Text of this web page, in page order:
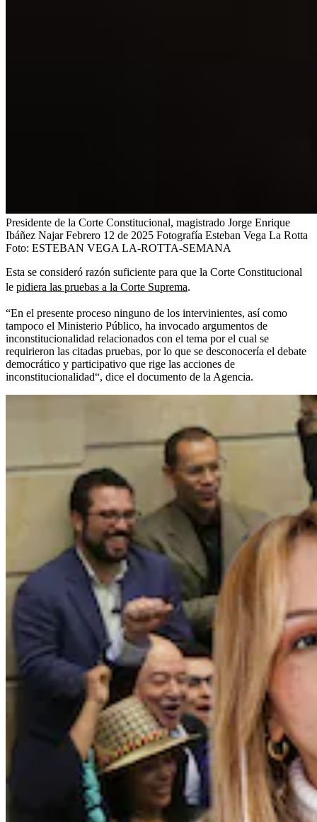
Presidente de la Corte Constitucional, magistrado Jorge Enrique
Ibáñez Najar Febrero 12 de 2025 Fotografía Esteban Vega La Rotta
Foto: ESTEBAN VEGA LA-ROTTA-SEMANA
Esta se consideró razón suficiente para que la Corte Constitucional
le pidiera las pruebas a la Corte Suprema.
“En el presente proceso ninguno de los intervinientes, así como
tampoco el Ministerio Público, ha invocado argumentos de
inconstitucionalidad relacionados con el tema por el cual se
requirieron las citadas pruebas, por lo que se desconocería el debate
democrático y participativo que rige las acciones de
inconstitucionalidad“, dice el documento de la Agencia.